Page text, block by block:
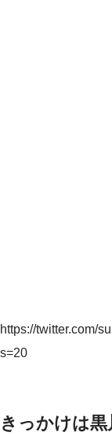
https://twitter.com/
s=20
きっかけは